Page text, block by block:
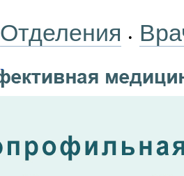
Отделения •